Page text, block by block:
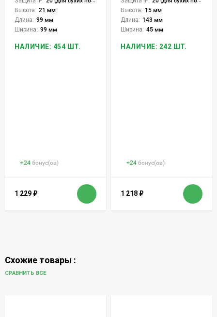
Высота: 21 мм
Длина: 99 мм
Ширина: 99 мм
НАЛИЧИЕ: 454 ШТ.
+24 бонус(ов)
1 229 ₽
Высота: 15 мм
Длина: 143 мм
Ширина: 45 мм
НАЛИЧИЕ: 242 ШТ.
+24 бонус(ов)
1 218 ₽
Схожие товары :
СРАВНИТЬ ВСЕ